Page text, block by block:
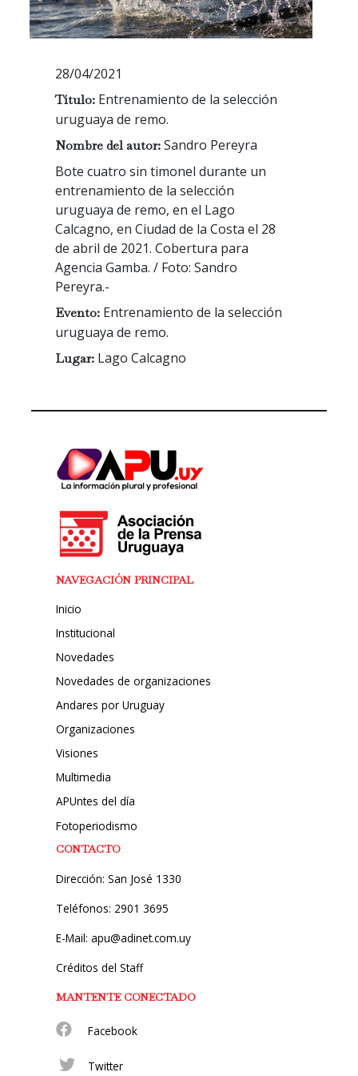
28/04/2021
Título: Entrenamiento de la selección
uruguaya de remo.
Nombre del autor:Sandro Pereyra
Bote cuatro sin timonel durante un
entrenamiento de la selección
uruguaya de remo, en el Lago
Calcagno, en Ciudad de la Costa el 28
de abril de 2021. Cobertura para
Agencia Gamba. / Foto: Sandro
Pereyra.-
Evento: Entrenamiento de la selección
uruguaya de remo.
Lugar: Lago Calcagno
NAVEGACIÓN PRINCIPAL
Inicio
Institucional
Novedades
Novedades de organizaciones
Andares por Uruguay
Organizaciones
Visiones
Multimedia
APUntes del día
Fotoperiodismo
CONTACTO
Dirección: San José 1330
Teléfonos: 2901 3695
E-Mail: apu@adinet.com.uy
Créditos del Staff
MANTENTE CONECTADO
Facebook
Twitter